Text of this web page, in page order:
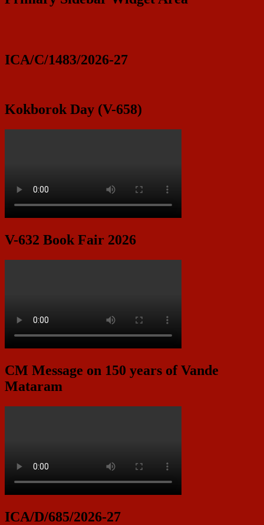
ICA/C/1483/2026-27
Kokborok Day (V-658)
V-632 Book Fair 2026
CM Message on 150 years of Vande
Mataram
ICA/D/685/2026-27